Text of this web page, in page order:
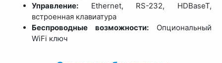
Управление:Ethernet, RS-232, HDBaseT,
встроенная клавиатура
Беспроводные возможности: Опциональный
WiFi ключ